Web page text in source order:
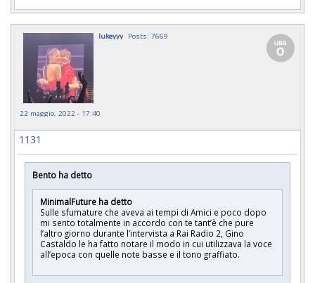
lukeyyy Posts: 7669
22 maggio, 2022 - 17:40
1131
Bento ha detto
MinimalFuture ha detto
Sulle sfumature che aveva ai tempi di Amici e poco dopo
mi sento totalmente in accordo con te tant’è che pure
l’altro giorno durante l’intervista a Rai Radio 2, Gino
Castaldo le ha fatto notare il modo in cui utilizzava la voce
all’epoca con quelle note basse e il tono graffiato.